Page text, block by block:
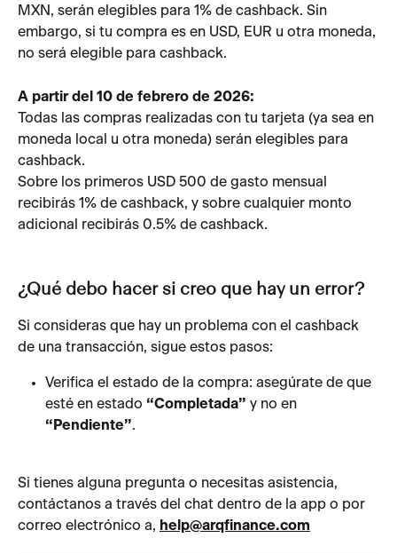
MXN, serán elegibles para 1% de cashback. Sin
embargo, si tu compra es en USD, EUR u otra moneda,
no será elegible para cashback.
A partir del 10 de febrero de 2026:
Todas las compras realizadas con tu tarjeta (ya sea en
moneda local u otra moneda) serán elegibles para
cashback.
Sobre los primeros USD 500 de gasto mensual
recibirás 1% de cashback, y sobre cualquier monto
adicional recibirás 0.5% de cashback.
¿Qué debo hacer si creo que hay un error?
Si consideras que hay un problema con el cashback
de una transacción, sigue estos pasos:
Verifica el estado de la compra: asegúrate de que
esté en estado “Completada” y no en
“Pendiente”.
Si tienes alguna pregunta o necesitas asistencia,
contáctanos a través del chat dentro de la app o por
correo electrónico a, help@arqfinance.com